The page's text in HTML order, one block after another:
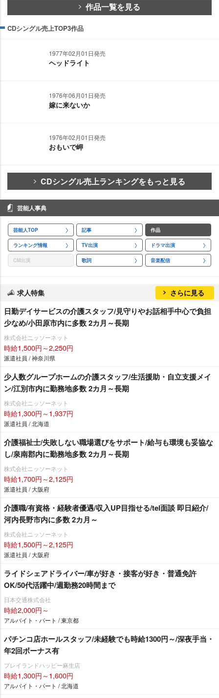
作品一覧を見る
CDシングル売上TOP3作品
1977年02月01日発売
ヘッドライト
1976年06月01日発売
嫁に来ないか
1976年02月01日発売
おもいで岬
CDシングル売上ランキングをもっと見る
芸能人事典
芸能人TOP 記事 作品
ランキング情報 TV出演 ドラマ出演
CM出演 歌詞 音楽配信
求人特集 さらに見る
日勤デイサービスの介護スタッフ/見守りやお話相手中心で負担
少なめ/小田原市内に多数 2カ月～長期
株式会社ニッソーネット
時給1,500円～2,250円
派遣社員 / 神奈川県
少人数グループホームの介護スタッフ/生活援助・自立支援メイ
ン/江別市内に勤務地多数 2カ月～長期
株式会社ニッソーネット
時給1,300円～1,937円
派遣社員 / 北海道
介護福祉士/失敗しない職場選びをサポート/給与も環境も妥協な
し/泉南郡内に勤務地多数 2カ月～長期
株式会社ニッソーネット
時給1,700円～2,125円
派遣社員 / 大阪府
介護職/有資格・経験者優遇/収入UP目指せる/tel面談 即日紹介/
河内長野市内に多数 2カ月～
株式会社ニッソーネット
時給1,500円～2,125円
派遣社員 / 大阪府
ライドシェアドライバー/車が好き・接客が好き・普通免許
OK/50代活躍中/週勤務20時間まで
日本交通株式会社
時給2,000円～
アルバイト・パート / 東京都
パチンコ店ホールスタッフ/未経験でも時給1300円～/深夜手当・
年2回ボーナス有
プレイランドハッピー麻生店
時給1,300円～1,600円
アルバイト・パート / 北海道